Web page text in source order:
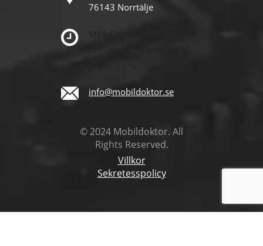
76143 Norrtälje
info@mobildoktor.se
© 2024 Mobildoktor. All
Rights Reserved.
Villkor
Sekretesspolicy